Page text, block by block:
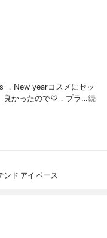
．New yearコスメにセッ
良かったので♡．プラ…続
ンド アイ ベース